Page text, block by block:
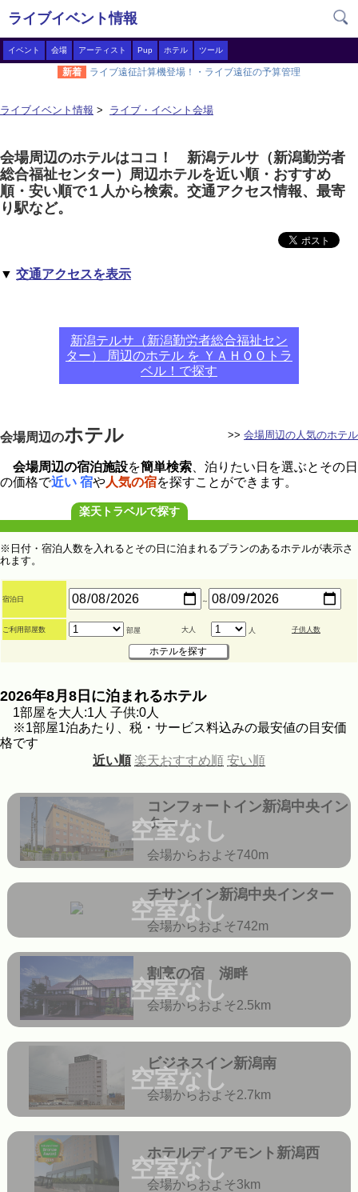
ライブイベント情報
イベント 会場 アーティスト Pup ホテル ツール
新着 ライブ遠征計算機登場！・ライブ遠征の予算管理
ライブイベント情報 > ライブ・イベント会場
会場周辺のホテルはココ！ 新潟テルサ（新潟勤労者
総合福祉センター）周辺ホテルを近い順・おすすめ
順・安い順で１人から検索。交通アクセス情報、最寄
り駅など。
▼ 交通アクセスを表示
新潟テルサ（新潟勤労者総合福祉セン
ター） 周辺のホテル を ＹＡＨＯＯトラ
ベル！で探す
会場周辺のホテル >> 会場周辺の人気のホテル
会場周辺の宿泊施設を簡単検索 、泊りたい日を選ぶとその日
の価格で近い 宿や人気の宿を探すことができます。
楽天トラベルで探す
※日付・宿泊人数を入れるとその日に泊まれるプランのあるホテルが表示さ
れます。
宿泊日 ～
ご利用部屋数 部屋 大人 人 子供人数
2026年8月8日に泊まれるホテル
1部屋を大人:1人 子供:0人
※1部屋1泊あたり、税・サービス料込みの最安値の目安価
格です
近い順 楽天おすすめ順 安い順
空室なし
コンフォートイン新潟中央イン
ター
会場からおよそ740m
空室なし
チサンイン新潟中央インター
会場からおよそ742m
空室なし
割烹の宿 湖畔
会場からおよそ2.5km
空室なし
ビジネスイン新潟南
会場からおよそ2.7km
空室なし
ホテルディアモント新潟西
会場からおよそ3km